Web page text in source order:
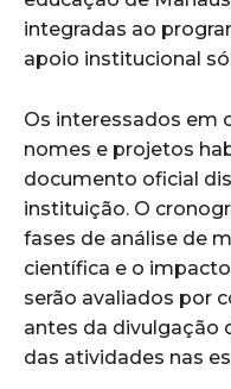
integradas ao
apoio institucional
Os interessados em
nomes e projetos
documento oficial
instituição. O
fases de análise de
científica e o
serão avaliados por
antes da divulgação
das atividades nas